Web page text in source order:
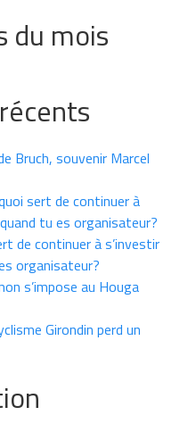
du mois
Bruch, souvenir Marcel
sert de continuer à
tu es organisateur?
de continuer à s’investir
organisateur?
s’impose au Houga
Girondin perd un